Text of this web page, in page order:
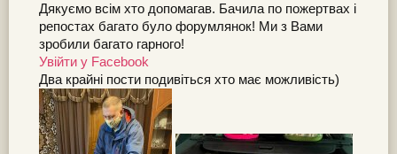
Дякуємо всім хто допомагав. Бачила по пожертвах і
репостах багато було форумлянок! Ми з Вами
зробили багато гарного!
Увійти у Facebook
Два крайні пости подивіться хто має можливість)